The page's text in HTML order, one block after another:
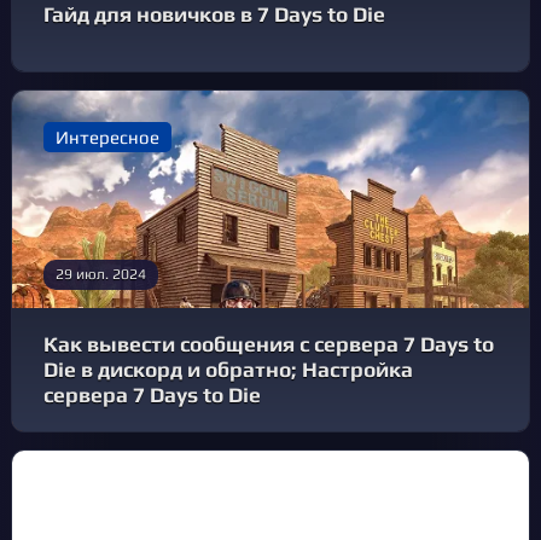
Гайд для новичков в 7 Days to Die
Интересное
29 июл. 2024
Как вывести сообщения с сервера 7 Days to
Die в дискорд и обратно; Настройка
сервера 7 Days to Die